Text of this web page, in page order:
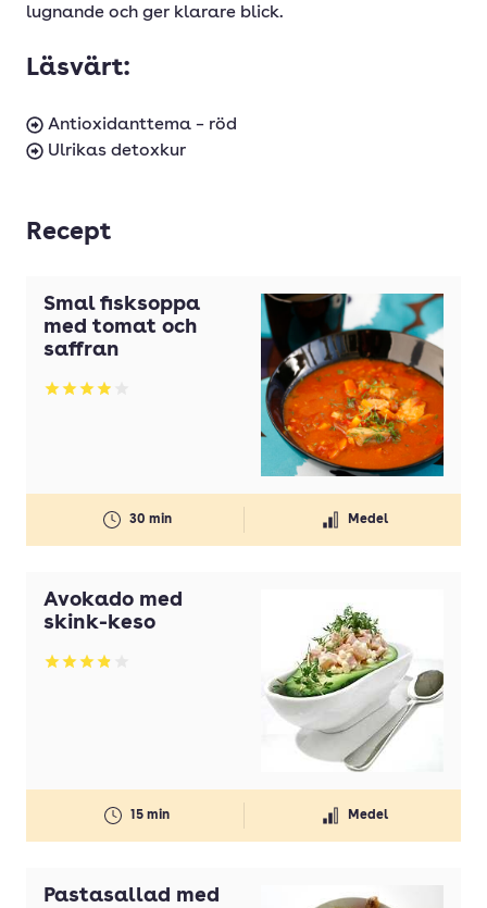
lugnande och ger klarare blick.
Läsvärt:
Antioxidanttema – röd
Ulrikas detoxkur
Recept
Smal fisksoppa
med tomat och
saffran
Betyg: 3.93 av 5
30 min Medel
Avokado med
skink-keso
Betyg: 3.86 av 5
15 min Medel
Pastasallad med